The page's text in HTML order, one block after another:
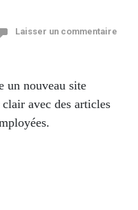
Laisser un commentaire
un nouveau site
avec des articles